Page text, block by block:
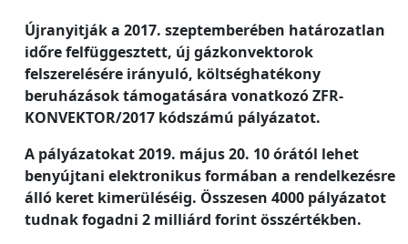
Újranyitják a 2017. szeptemberében határozatlan
időre felfüggesztett, új gázkonvektorok
felszerelésére irányuló, költséghatékony
beruházások támogatására vonatkozó ZFR-
KONVEKTOR/2017 kódszámú pályázatot.
A pályázatokat 2019. május 20. 10 órától lehet
benyújtani elektronikus formában a rendelkezésre
álló keret kimerüléséig. Összesen 4000 pályázatot
tudnak fogadni 2 milliárd forint összértékben.